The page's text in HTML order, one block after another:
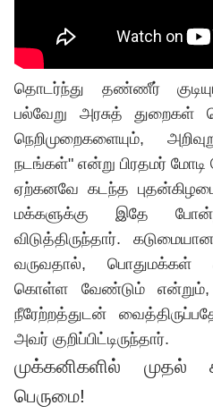
தொடர்ந்து தண்ணீர்
பல்வேறு அரசுத் துறைகள்
நெறிமுறைகளையும்,
நடங்கள்" என்று பிரதமர்
ஏற்கனவே கடந்த
மக்களுக்கு இதே
விடுத்திருந்தார்.
வருவதால், பொதுமக்கள்
கொள்ள வேண்டும்
நீரேற்றத்துடன்
அவர் குறிப்பிட்டிருந்தார்.
முக்கனிகளில் முதல்
பெருமை!